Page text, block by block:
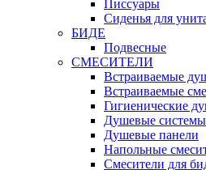
Писсуары
Сиденья для
БИДЕ
Подвесные
СМЕСИТЕЛИ
Встраиваемые
Встраиваемые
Гигиенические
Душевые системы
Душевые панели
Напольные
Смесители для